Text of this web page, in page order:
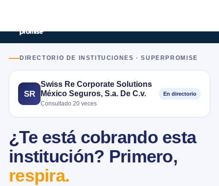
DIRECTORIO DE INSTITUCIONES · SUPERPROMISE
SR
Swiss Re Corporate Solutions
México Seguros, S.a. De C.v.
Consultado 20 veces
En directorio
¿Te está cobrando esta
institución? Primero,
respira.